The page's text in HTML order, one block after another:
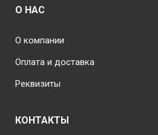
О НАС
О компании
Оплата и доставка
Реквизиты
КОНТАКТЫ